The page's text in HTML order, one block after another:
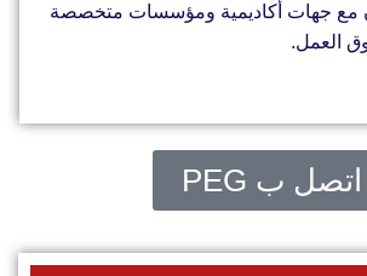
مع جهات أكاديمية ومؤسسات متخصصة
العمل.
اتصل ب PEG